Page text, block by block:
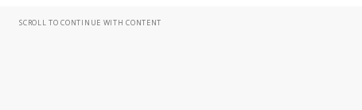
SCROLL TO CONTINUE WITH CONTENT